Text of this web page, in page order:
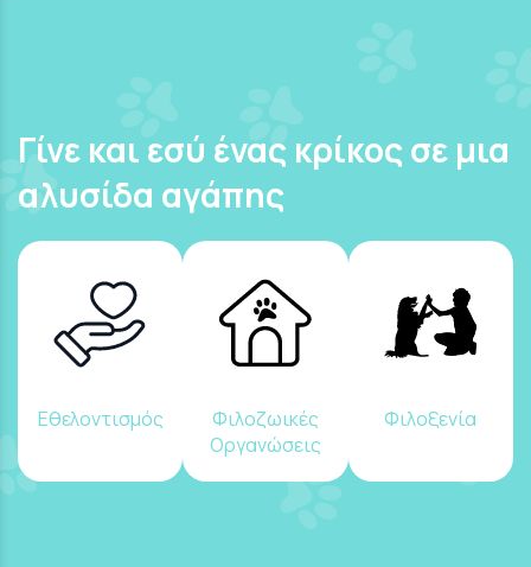
Γίνε και εσύ ένας κρίκος σε μια
αλυσίδα αγάπης
Εθελοντισμός
Φιλοζωικές
Οργανώσεις
Φιλοξενία